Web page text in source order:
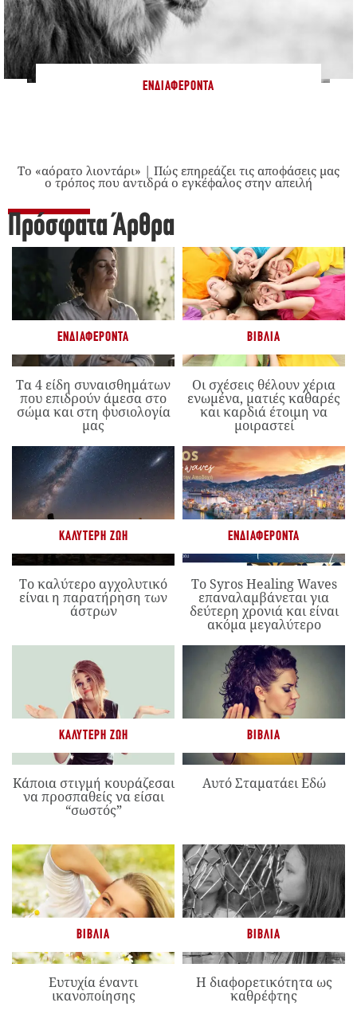
ΕΝΔΙΑΦΈΡΟΝΤΑ
Το «αόρατο λιοντάρι» | Πώς επηρεάζει τις αποφάσεις μας
ο τρόπος που αντιδρά ο εγκέφαλος στην απειλή
Πρόσφατα Άρθρα
ΕΝΔΙΑΦΈΡΟΝΤΑ
Τα 4 είδη συναισθημάτων
που επιδρούν άμεσα στο
σώμα και στη φυσιολογία
μας
ΒΙΒΛΊΑ
Οι σχέσεις θέλουν χέρια
ενωμένα, ματιές καθαρές
και καρδιά έτοιμη να
μοιραστεί
ΚΑΛΎΤΕΡΗ ΖΩΉ
Το καλύτερο αγχολυτικό
είναι η παρατήρηση των
άστρων
ΕΝΔΙΑΦΈΡΟΝΤΑ
Το Syros Healing Waves
επαναλαμβάνεται για
δεύτερη χρονιά και είναι
ακόμα μεγαλύτερο
ΚΑΛΎΤΕΡΗ ΖΩΉ
Κάποια στιγμή κουράζεσαι
να προσπαθείς να είσαι
“σωστός”
ΒΙΒΛΊΑ
Αυτό Σταματάει Εδώ
ΒΙΒΛΊΑ
Ευτυχία έναντι
ικανοποίησης
ΒΙΒΛΊΑ
Η διαφορετικότητα ως
καθρέφτης